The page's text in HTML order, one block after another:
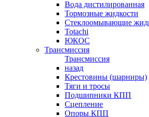
Вода дистилированная
Тормозные жидкости
Стеклоомывающие
Totachi
ЮКОС
Трансмиссия
Трансмиссия
назад
Крестовины (шарниры)
Тяги и тросы
Подшипники КПП
Сцепление
Опоры КПП